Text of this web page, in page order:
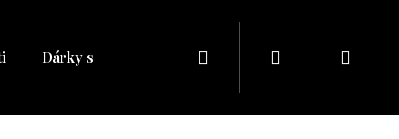
Dárky s naším potiskem Dárkové balíčky
Přihlášení